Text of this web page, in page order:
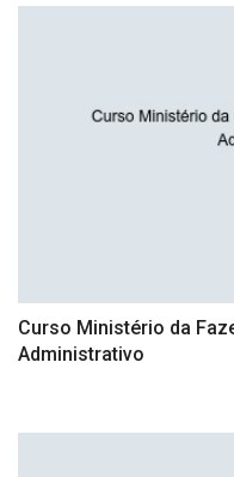
Curso Ministério da
Administrativo